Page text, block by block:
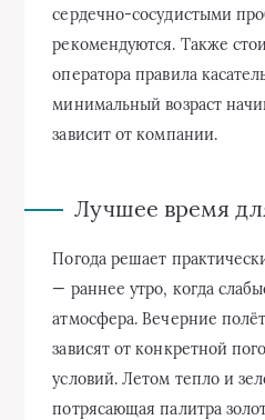
сердечно-сосудистыми
рекомендуются. Также
оператора правила
минимальный возраст
зависит от компании.
Лучшее время
Погода решает
— раннее утро, когда
атмосфера. Вечерние
зависят от конкретной
условий. Летом тепло и
потрясающая палитра